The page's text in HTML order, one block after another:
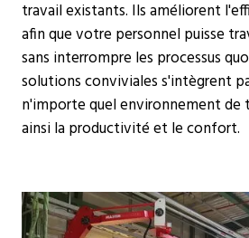
travail existants. Ils améliorent
afin que votre personnel puisse
sans interrompre les processus
solutions conviviales s'intègrent
n'importe quel environnement de
ainsi la productivité et le confort.